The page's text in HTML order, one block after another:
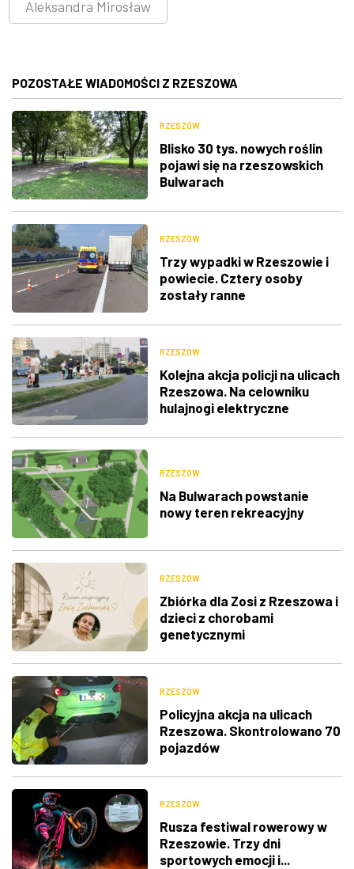
Aleksandra Mirosław
POZOSTAŁE WIADOMOŚCI Z RZESZOWA
RZESZÓW
Blisko 30 tys. nowych roślin
pojawi się na rzeszowskich
Bulwarach
RZESZÓW
Trzy wypadki w Rzeszowie i
powiecie. Cztery osoby
zostały ranne
RZESZÓW
Kolejna akcja policji na ulicach
Rzeszowa. Na celowniku
hulajnogi elektryczne
RZESZÓW
Na Bulwarach powstanie
nowy teren rekreacyjny
RZESZÓW
Zbiórka dla Zosi z Rzeszowa i
dzieci z chorobami
genetycznymi
RZESZÓW
Policyjna akcja na ulicach
Rzeszowa. Skontrolowano 70
pojazdów
RZESZÓW
Rusza festiwal rowerowy w
Rzeszowie. Trzy dni
sportowych emocji i...